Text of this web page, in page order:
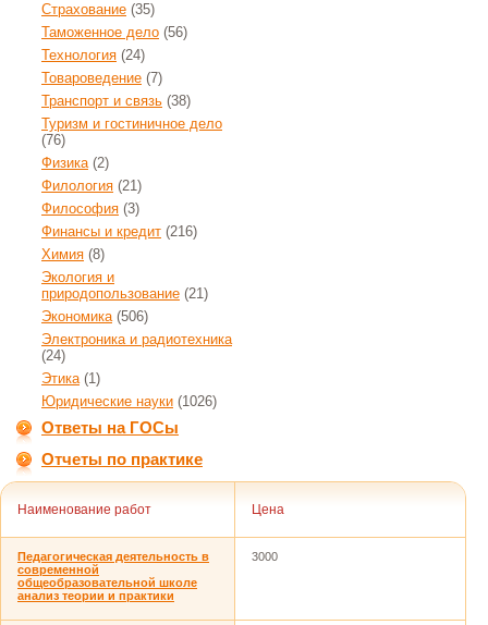
Страхование (35)
Таможенное дело (56)
Технология (24)
Товароведение (7)
Транспорт и связь (38)
Туризм и гостиничное дело
(76)
Физика(2)
Филология (21)
Философия (3)
Финансы и кредит (216)
Химия (8)
Экология и
природопользование (21)
Экономика(506)
Электроника и радиотехника
(24)
Этика(1)
Юридические науки (1026)
Ответы на ГОСы
Отчеты по практике
Наименование работ Цена
Педагогическая деятельность в
современной
общеобразовательной школе
анализ теории и практики
3000